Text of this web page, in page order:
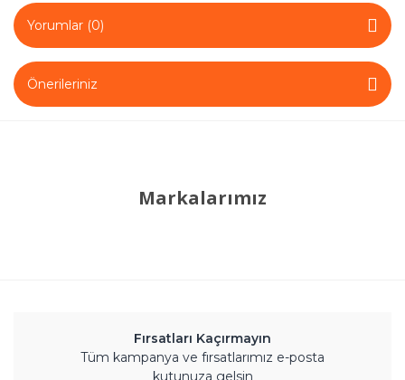
Yorumlar (0)
Önerileriniz
Markalarımız
Fırsatları Kaçırmayın
Tüm kampanya ve fırsatlarımız e-posta
kutunuza gelsin